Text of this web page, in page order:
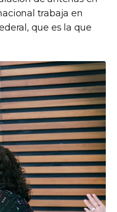
trabaja en
que es la que